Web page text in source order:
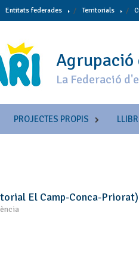
Entitats federades Territorials
Agrupació
La Federació
PROJECTES PROPIS
El Camp-Conca-Priorat)